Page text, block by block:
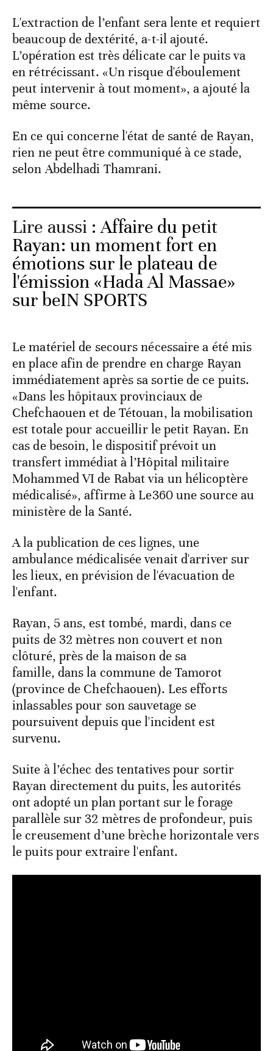
L'extraction de l’enfant sera lente et requiert
beaucoup de dextérité, a-t-il ajouté.
L’opération est très délicate car le puits va
en rétrécissant. «Un risque d'éboulement
peut intervenir à tout moment», a ajouté la
même source.
En ce qui concerne l'état de santé de Rayan,
rien ne peut être communiqué à ce stade,
selon Abdelhadi Thamrani.
Lire aussi :Affaire du petit
Rayan: un moment fort en
émotions sur le plateau de
l'émission «Hada Al Massae»
sur beIN SPORTS
Le matériel de secours nécessaire a été mis
en place afin de prendre en charge Rayan
immédiatement après sa sortie de ce puits.
«Dans les hôpitaux provinciaux de
Chefchaouen et de Tétouan, la mobilisation
est totale pour accueillir le petit Rayan. En
cas de besoin, le dispositif prévoit un
transfert immédiat à l’Hôpital militaire
Mohammed VI de Rabat via un hélicoptère
médicalisé», affirme à Le360 une source au
ministère de la Santé.
A la publication de ces lignes, une
ambulance médicalisée venait d'arriver sur
les lieux, en prévision de l'évacuation de
l'enfant.
Rayan, 5 ans, est tombé, mardi, dans ce
puits de 32 mètres non couvert et non
clôturé, près de la maison de sa
famille, dans la commune de Tamorot
(province de Chefchaouen). Les efforts
inlassables pour son sauvetage se
poursuivent depuis que l'incident est
survenu.
Suite à l’échec des tentatives pour sortir
Rayan directement du puits, les autorités
ont adopté un plan portant sur le forage
parallèle sur 32 mètres de profondeur, puis
le creusement d’une brèche horizontale vers
le puits pour extraire l'enfant.